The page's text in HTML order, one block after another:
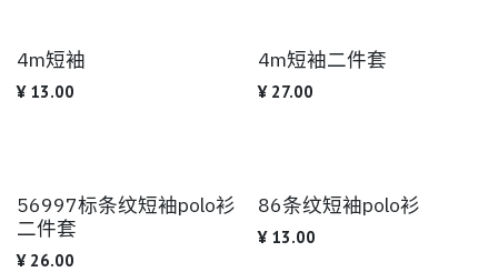
4m短袖
¥ 13.00
4m短袖二件套
¥ 27.00
56997标条纹短袖polo衫
二件套
¥ 26.00
86条纹短袖polo衫
¥ 13.00